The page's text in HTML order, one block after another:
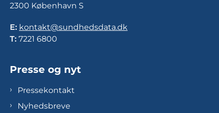
2300 København S
E: kontakt@sundhedsdata.dk
T: 7221 6800
Presse og nyt
Pressekontakt
Nyhedsbreve